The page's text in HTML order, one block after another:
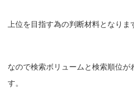
上位を目指す為の判断材料となりま
なので検索ボリュームと検索順位
す。